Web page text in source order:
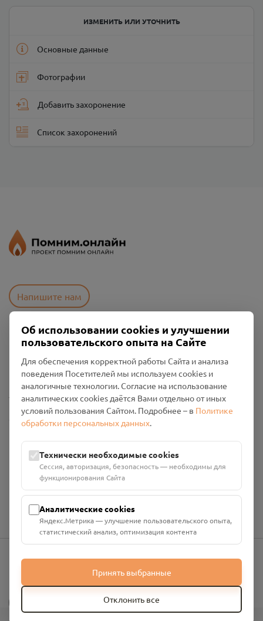
ИЗМЕНИТЬ ИЛИ УТОЧНИТЬ
Основные данные
Фотографии
Добавить захоронение
Список захоронений
Напишите нам
Пользовательское соглашение
Промо-материалы
Общество с ограниченной ответственностью «Смоленский
ИНН: 6700029207 ОГРН: 1256700001986
Юридический адрес: 216790, Смоленская область, р-н
Руднянский, г. Рудня, улица Западная, д. 26А, пом. 18
Номер счёта: 40702810901130004287 в АО "АЛЬФА-БАНК"
Кор. счёт: 30101810200000000593
info@pomnim.online
Об использовании cookies и улучшении
пользовательского опыта на Сайте
Для обеспечения корректной работы Сайта и анализа
поведения Посетителей мы используем cookies и
аналогичные технологии. Согласие на использование
аналитических cookies даётся Вами отдельно от иных
условий пользования Сайтом. Подробнее – в Политике
обработки персональных данных.
Технически необходимые cookies
Сессия, авторизация, безопасность — необходимы для
функционирования Сайта
Аналитические cookies
Яндекс.Метрика — улучшение пользовательского опыта,
статистический анализ, оптимизация контента
Принять выбранные
Отклонить все